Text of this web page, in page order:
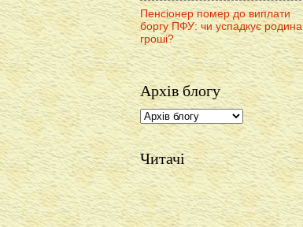
Пенсіонер помер до виплати
боргу ПФУ: чи успадкує родина
гроші?
Архів блогу
Читачі